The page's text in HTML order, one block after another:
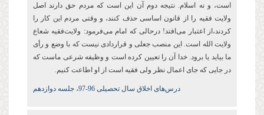
است، و نه اسلام. نتیجه دوم آن این است که مردم حق دارند اصل
ولایت فقیه را از قانون اساسی حذف کنند، و وقتی مردم این کار را
کردند،از اعتبار می‌افتد! درحالی که امام می‌فرمود: ولایت‌فقیه شعاع
ولایت الله است. این منصب جعلی و قراردادی نیست که با وضع و رأی
ما بیاید یا برود. خدا آن را تعیین کرده است و وظیفه شرعی ماست که
در جایی که جای اعمال نظر ولی فقیه است از او اطاعت کنیم.
درس‌های اخلاق سال تحصیلی 96-97، جلسه دوازدهم